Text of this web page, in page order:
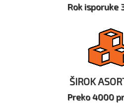
Rok isporuke
ŠIROK
Preko 4000